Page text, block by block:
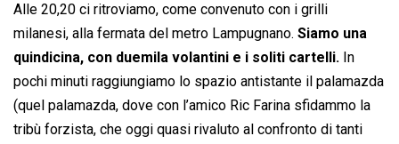
Alle 20,20 ci ritroviamo, come convenuto con i grilli
milanesi, alla fermata del metro Lampugnano. Siamo una
quindicina, con duemila volantini e i soliti cartelli. In
pochi minuti raggiungiamo lo spazio antistante il palamazda
(quel palamazda, dove con l’amico Ric Farina sfidammo la
tribù forzista, che oggi quasi rivaluto al confronto di tanti